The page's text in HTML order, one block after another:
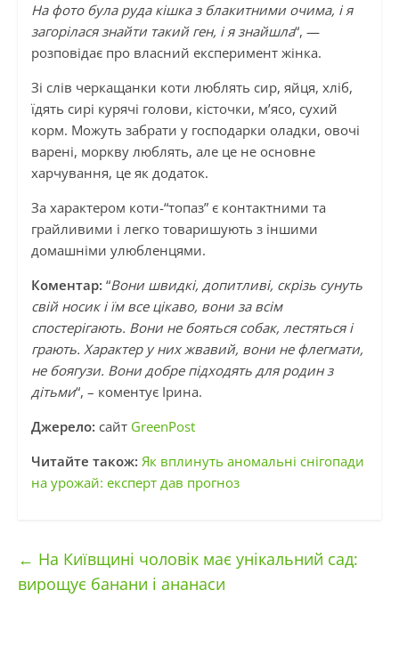
На фото була руда кішка з блакитними очима, і я
загорілася знайти такий ген, і я знайшла“, —
розповідає про власний експеримент жінка.
Зі слів черкащанки коти люблять сир, яйця, хліб,
їдять сирі курячі голови, кісточки, м’ясо, сухий
корм. Можуть забрати у господарки оладки, овочі
варені, моркву люблять, але це не основне
харчування, це як додаток.
За характером коти-“топаз” є контактними та
грайливими і легко товаришують з іншими
домашніми улюбленцями.
Коментар: “Вони швидкі, допитливі, скрізь сунуть
свій носик і їм все цікаво, вони за всім
спостерігають. Вони не бояться собак, лестяться і
грають. Характер у них жвавий, вони не флегмати,
не боягузи. Вони добре підходять для родин з
дітьми“, – коментує Ірина.
Джерело: сайт GreenPost
Читайте також: Як вплинуть аномальні снігопади
на урожай: експерт дав прогноз
← На Київщині чоловік має унікальний сад:
вирощує банани і ананаси